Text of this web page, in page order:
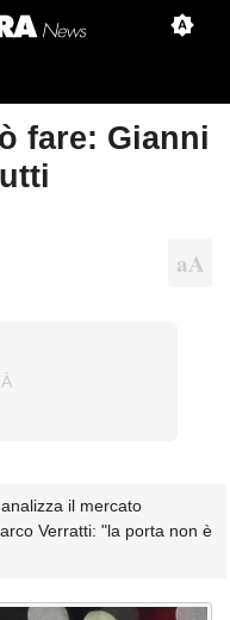
fare: Gianni
il mercato
Verratti: "la porta non è